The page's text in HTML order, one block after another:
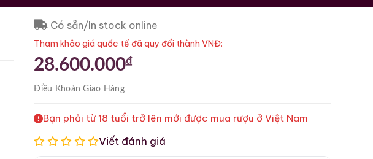
Có sẵn/In stock online
Tham khảo giá quốc tế đã quy đổi thành VNĐ:
28.600.000₫
Điều KhoảnGiao Hàng
Bạn phải từ 18 tuổi trở lên mới được mua rượu ở Việt Nam
Viết đánh giá